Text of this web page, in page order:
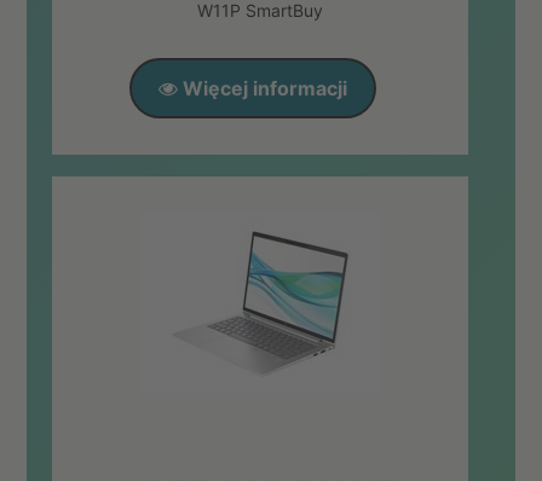
W11P SmartBuy
Więcej informacji